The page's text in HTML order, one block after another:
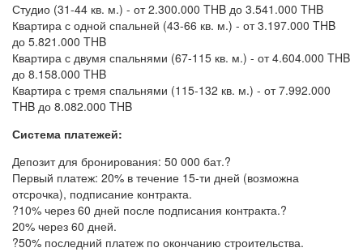
Студио (31-44 кв. м.) - от 2.300.000 THB до 3.541.000 THB
Квартира с одной спальней (43-66 кв. м.) - от 3.197.000 THB
до 5.821.000 THB
Квартира с двумя спальнями (67-115 кв. м.) - от 4.604.000 THB
до 8.158.000 THB
Квартира с тремя спальнями (115-132 кв. м.) - от 7.992.000
THB до 8.082.000 THB
Система платежей:
Депозит для бронирования: 50 000 бат.?
Первый платеж: 20% в течение 15-ти дней (возможна
отсрочка), подписание контракта.
?10% через 60 дней после подписания контракта.?
20% через 60 дней.
?50% последний платеж по окончанию строительства.